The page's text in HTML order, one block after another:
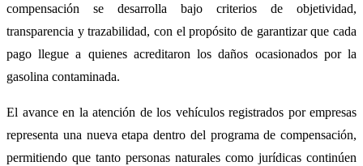
compensación se desarrolla bajo criterios de objetividad,
transparencia y trazabilidad, con el propósito de garantizar que cada
pago llegue a quienes acreditaron los daños ocasionados por la
gasolina contaminada.
El avance en la atención de los vehículos registrados por empresas
representa una nueva etapa dentro del programa de compensación,
permitiendo que tanto personas naturales como jurídicas continúen